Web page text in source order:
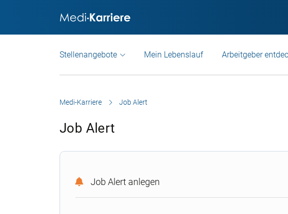
Stellenangebote Mein Lebenslauf Arbeitgeber
Medi-Karriere Job Alert
Job Alert
Job Alert anlegen